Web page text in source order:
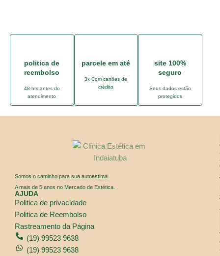
politica de
reembolso
48 hrs antes do
atendimento
parcele em até
3x Com cartões de
crédito
site 100%
seguro
Seus dados estão
protegidos
Somos o caminho para sua autoestima.
A mais de 5 anos no Mercado de Estética.
AJUDA
Politica de privacidade
Politica de Reembolso
Rastreamento da Página
(19) 99523 9638
(19) 99523 9638